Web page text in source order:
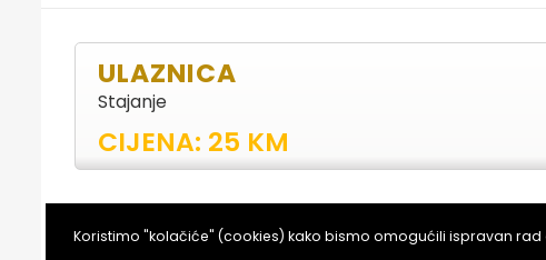
ULAZNICA
Stajanje
CIJENA: 25 KM
KUPI ULAZNICE ONLAJN
Koristimo "kolačiće" (cookies) kako bismo omogućili ispravan